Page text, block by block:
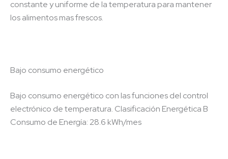
constante y uniforme de la temperatura para mantener
los alimentos mas frescos.
Bajo consumo energético
Bajo consumo energético con las funciones del control
electrónico de temperatura. Clasificación Energética B
Consumo de Energía: 28.6 kWh/mes